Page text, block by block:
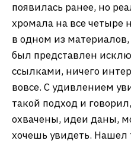
появилась ранее, но
хромала на все четыре
в одном из
был представлен
ссылками, ничего
вовсе. С удивлением
такой подход и
охвачены, идеи даны,
хочешь увидеть. Нашел